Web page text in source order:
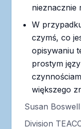
nieznacznie
W
czymś, co
opisywaniu
prostym
większego
Susan Boswell
Division